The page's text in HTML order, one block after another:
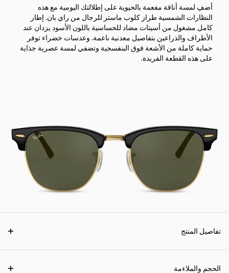
أضفِ لمسة أناقة مفعمة بالحيوية على إطلالتك اليومية مع هذه
النظارات الشمسية طراز كلوب ماستر للرجال من راي بان. إطار
كامل مشغول من أسيتات مضاد للحساسية باللون الأسود يزدان عند
الأطراف والذراعين بتفاصيل معدنية ناعمة. وعدسات خضراء توفر
حماية كاملة من الأشعة فوق البنفسجية وتضفي لمسة عصرية جذاية
على هذه القطعة الفريدة.
تفاصيل المنتج
الحجم والملاءمة